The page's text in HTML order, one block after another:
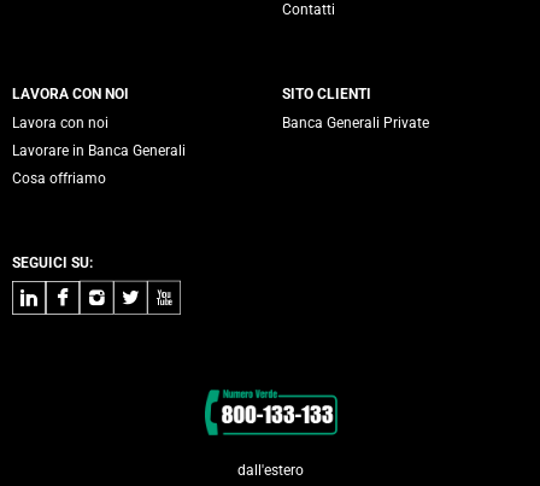
Contatti
LAVORA CON NOI
Lavora con noi
Lavorare in Banca Generali
Cosa offriamo
SITO CLIENTI
Banca Generali Private
SEGUICI SU:
LinkedInFacebook
Instagram
TwitterYoutube
dall'estero